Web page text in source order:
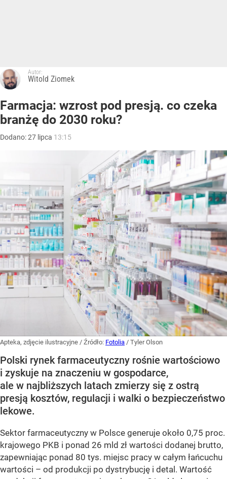
Autor:
Witold Ziomek
Farmacja: wzrost pod presją. co czeka
branżę do 2030 roku?
Dodano:27 lipca 13:15
Apteka, zdjęcie ilustracyjne / Źródło: Fotolia / Tyler Olson
Polski rynek farmaceutyczny rośnie wartościowo
i zyskuje na znaczeniu w gospodarce,
ale w najbliższych latach zmierzy się z ostrą
presją kosztów, regulacji i walki o bezpieczeństwo
lekowe.
Sektor farmaceutyczny w Polsce generuje około 0,75 proc.
krajowego PKB i ponad 26 mld zł wartości dodanej brutto,
zapewniając ponad 80 tys. miejsc pracy w całym łańcuchu
wartości – od produkcji po dystrybucję i detal. Wartość